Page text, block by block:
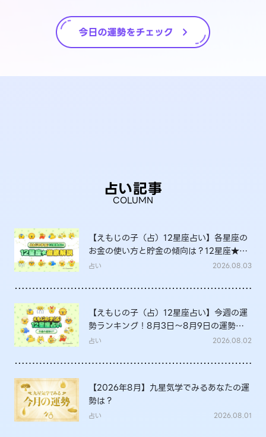
占い記事
COLUMN
【えもじの子（占）12星座占い】各星座の
お金の使い方と貯金の傾向は？12星座★徹
底解説
占い 2026.08.03
【えもじの子（占）12星座占い】今週の運
勢ランキング！8月3日～8月9日の運勢
は？
占い 2026.08.02
【2026年8月】九星気学でみるあなたの運
勢は？
占い 2026.08.01